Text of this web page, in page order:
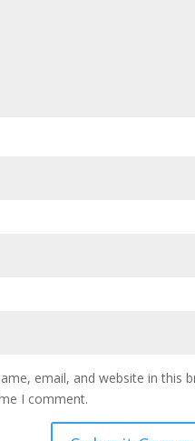
email, and website in this
I comment.